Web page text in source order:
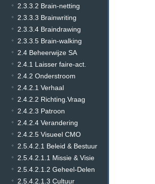
2.3.3.2 Brain-netting
2.3.3.3 Brainwriting
2.3.3.4 Braindrawing
2.3.3.5 Brain-walking
2.4 Beheerwijze SA
2.4.1 Laisser faire-act.
2.4.2 Onderstroom
2.4.2.1 Verhaal
2.4.2.2 Richting.Vraag
2.4.2.3 Patroon
2.4.2.4 Verandering
2.4.2.5 Visueel CMO
2.5.4.2.1 Beleid & Bestuur
2.5.4.2.1.1 Missie & Visie
2.5.4.2.1.2 Geheel-Delen
2.5.4.2.1.3 Cultuur